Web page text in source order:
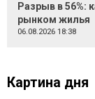
Разрыв в 56%:
рынком жилья
06.08.2026 18:38
Картина дня